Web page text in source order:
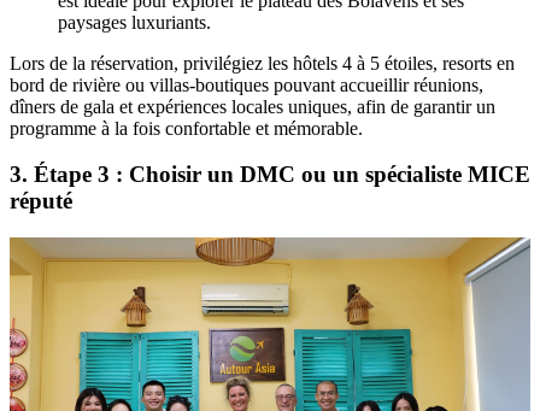
paysages luxuriants.
Lors de la réservation, privilégiez les hôtels 4 à 5 étoiles, resorts en
bord de rivière ou villas-boutiques pouvant accueillir réunions,
dîners de gala et expériences locales uniques, afin de garantir un
programme à la fois confortable et mémorable.
3. Étape 3 : Choisir un DMC ou un spécialiste MICE
réputé